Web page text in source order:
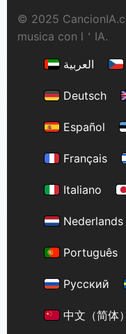
© 2025
musica con l＇IA.
العربية
Deutsch
Español
Français
Italiano
Nederlands
Português
Русский
中文（简体）